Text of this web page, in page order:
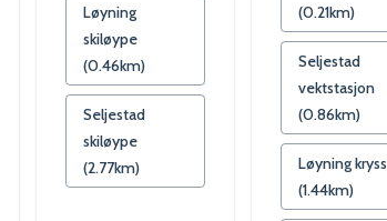
Løyning
skiløype
(0.46km)
Seljestad
skiløype
(2.77km)
(0.21km)
Seljestad
vektstasjon
(0.86km)
Løyning kryss
(1.44km)